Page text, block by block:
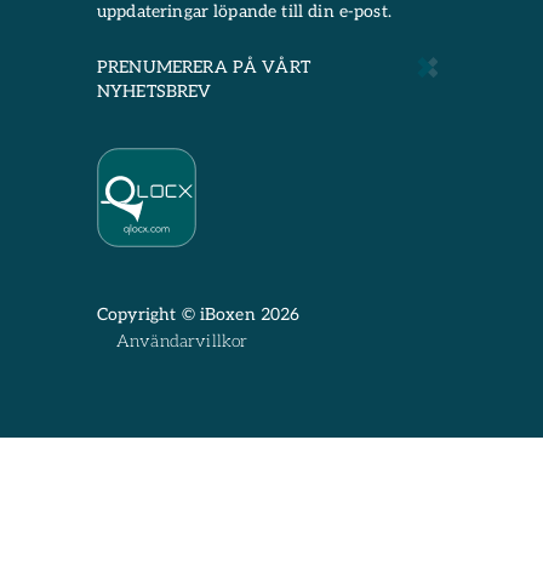
uppdateringar löpande till din e-post.
PRENUMERERA PÅ VÅRT
NYHETSBREV
Copyright © iBoxen 2026
Användarvillkor